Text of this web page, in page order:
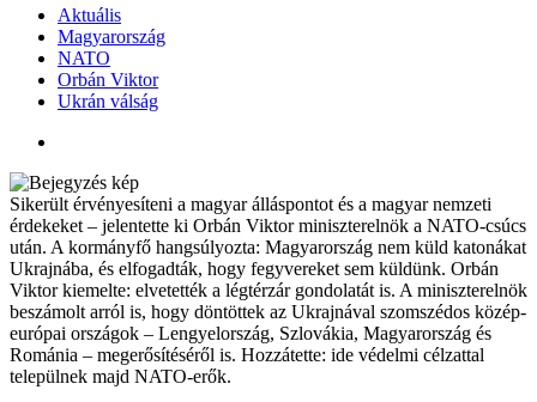
Aktuális
Magyarország
NATO
Orbán Viktor
Ukrán válság
Sikerült érvényesíteni a magyar álláspontot és a magyar nemzeti
érdekeket – jelentette ki Orbán Viktor miniszterelnök a NATO-csúcs
után. A kormányfő hangsúlyozta: Magyarország nem küld katonákat
Ukrajnába, és elfogadták, hogy fegyvereket sem küldünk. Orbán
Viktor kiemelte: elvetették a légtérzár gondolatát is. A miniszterelnök
beszámolt arról is, hogy döntöttek az Ukrajnával szomszédos közép-
európai országok – Lengyelország, Szlovákia, Magyarország és
Románia – megerősítéséről is. Hozzátette: ide védelmi célzattal
települnek majd NATO-erők.